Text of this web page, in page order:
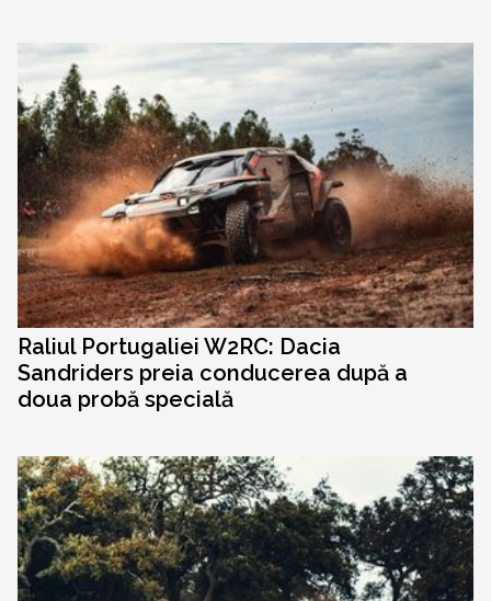
Raliul Portugaliei W2RC: Dacia
Sandriders preia conducerea după a
doua probă specială